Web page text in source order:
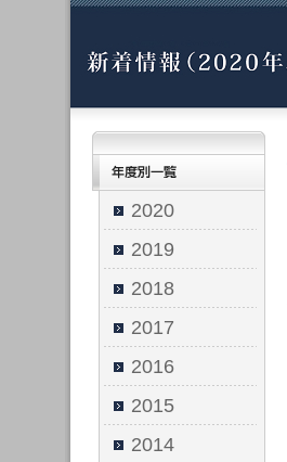
2020
2019
2018
2017
2016
2015
2014